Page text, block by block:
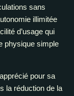
sans
illimitée
d’usage qui
physique simple
pour sa
la réduction de la